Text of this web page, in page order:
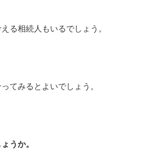
る相続人もいるでしょう。
てみるとよいでしょう。
うか。